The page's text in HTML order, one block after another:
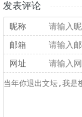
发表评论
昵称
邮箱
网址